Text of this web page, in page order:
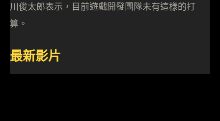
川俊太郎表示，目前遊戲開發團隊未有這樣的打
算。
最新影片